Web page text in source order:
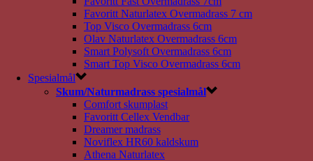
Favoritt Naturlatex Overmadrass 7 cm
Top Visco Overmadrass 6cm
Olav Naturlatex Overmadrass 6cm
Smart Polysoft Overmadrass 6cm
Smart Top Visco Overmadrass 6cm
Spesialmål
Skum/Naturmadrass spesialmål
Comfort skumplast
Favoritt Cellex Vendbar
Dreamer madrass
Noviflex HR60 kaldskum
Athena Naturlatex